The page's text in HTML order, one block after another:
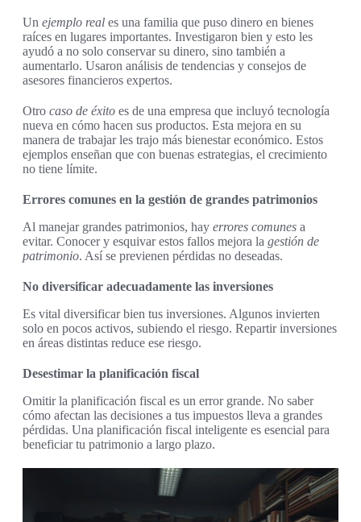
Un ejemplo real es una familia que puso dinero en bienes
raíces en lugares importantes. Investigaron bien y esto les
ayudó a no solo conservar su dinero, sino también a
aumentarlo. Usaron análisis de tendencias y consejos de
asesores financieros expertos.
Otro caso de éxito es de una empresa que incluyó tecnología
nueva en cómo hacen sus productos. Esta mejora en su
manera de trabajar les trajo más bienestar económico. Estos
ejemplos enseñan que con buenas estrategias, el crecimiento
no tiene límite.
Errores comunes en la gestión de grandes patrimonios
Al manejar grandes patrimonios, hay errores comunes a
evitar. Conocer y esquivar estos fallos mejora la gestión de
patrimonio. Así se previenen pérdidas no deseadas.
No diversificar adecuadamente las inversiones
Es vital diversificar bien tus inversiones. Algunos invierten
solo en pocos activos, subiendo el riesgo. Repartir inversiones
en áreas distintas reduce ese riesgo.
Desestimar la planificación fiscal
Omitir la planificación fiscal es un error grande. No saber
cómo afectan las decisiones a tus impuestos lleva a grandes
pérdidas. Una planificación fiscal inteligente es esencial para
beneficiar tu patrimonio a largo plazo.